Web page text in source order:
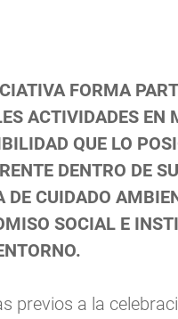
FORMA
ACTIVIDADES EN
QUE LO
DENTRO DE
DE CUIDADO
SOCIAL E
previos a la